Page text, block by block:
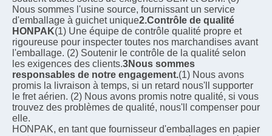
Nous sommes l'usine source, fournissant un service
d'emballage à guichet unique2.Contrôle de qualité
HONPAK(1) Une équipe de contrôle qualité propre et
rigoureuse pour inspecter toutes nos marchandises avant
l'emballage. (2) Soutenir le contrôle de la qualité selon
les exigences des clients.3Nous sommes
responsables de notre engagement.(1) Nous avons
promis la livraison à temps, si un retard nous'll supporter
le fret aérien. (2) Nous avons promis notre qualité, si vous
trouvez des problèmes de qualité, nous'll compenser pour
elle.
HONPAK, en tant que fournisseur d'emballages en papier